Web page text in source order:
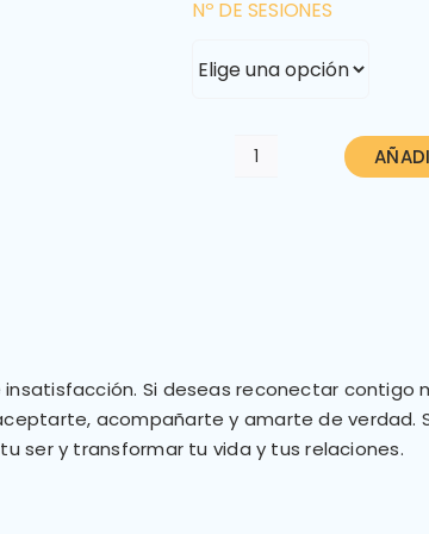
Nº DE SESIONES
Sesión
Si deseas reconectar contigo
acompañarte y amarte de verdad.
ser y transformar tu vida y tus relaciones.